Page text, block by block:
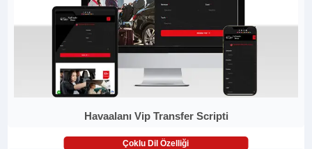
Havaalanı Vip Transfer Scripti
Çoklu Dil Özelliği